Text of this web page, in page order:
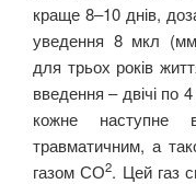
краще 8‒10 днів,
уведення 8 мкл (мм
для трьох років
введення ‒ двічі по
кожне наступне
травматичним, а
газом СО2. Цей газ